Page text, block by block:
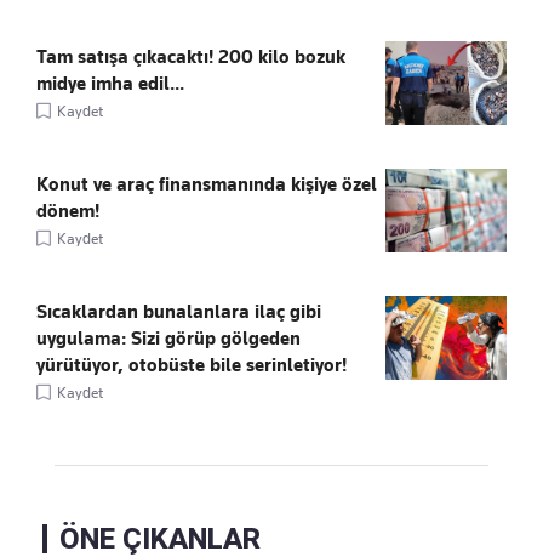
Tam satışa çıkacaktı! 200 kilo bozuk
midye imha edil...
Kaydet
Konut ve araç finansmanında kişiye özel
dönem!
Kaydet
Sıcaklardan bunalanlara ilaç gibi
uygulama: Sizi görüp gölgeden
yürütüyor, otobüste bile serinletiyor!
Kaydet
ÖNE ÇIKANLAR